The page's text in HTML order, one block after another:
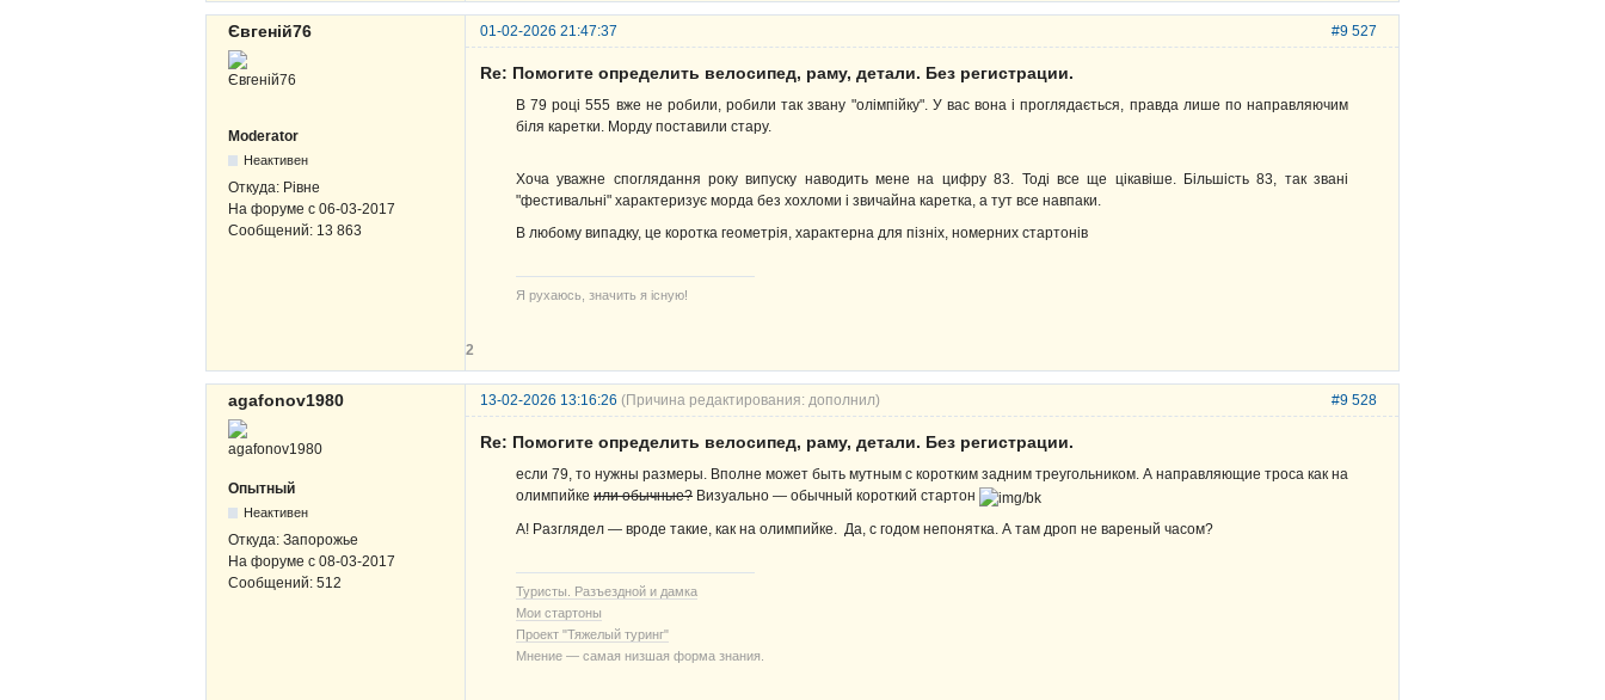
#9 527
Євгеній76 01-02-2026 21:47:37
Moderator
Неактивен
Откуда: Рівне
На форуме с 06-03-2017
Сообщений: 13 863
Re: Помогите определить велосипед, раму, детали. Без регистрации.
В 79 році 555 вже не робили, робили так звану "олімпійку". У вас вона і проглядається, правда лише по направляючим
біля каретки. Морду поставили стару.
Хоча уважне споглядання року випуску наводить мене на цифру 83. Тоді все ще цікавіше. Більшість 83, так звані
"фестивальні" характеризує морда без хохломи і звичайна каретка, а тут все навпаки.
В любому випадку, це коротка геометрія, характерна для пізніх, номерних стартонів
Я рухаюсь, значить я існую!
2
#9 528
agafonov1980 13-02-2026 13:16:26 (Причина редактирования: дополнил)
Опытный
Неактивен
Откуда: Запорожье
На форуме с 08-03-2017
Сообщений: 512
Re: Помогите определить велосипед, раму, детали. Без регистрации.
если 79, то нужны размеры. Вполне может быть мутным с коротким задним треугольником. А направляющие троса как на
олимпийке или обычные? Визуально — обычный короткий стартон
А! Разглядел — вроде такие, как на олимпийке. Да, с годом непонятка. А там дроп не вареный часом?
Туристы. Разъездной и дамка
Мои стартоны
Проект "Тяжелый туринг"
Мнение — самая низшая форма знания.